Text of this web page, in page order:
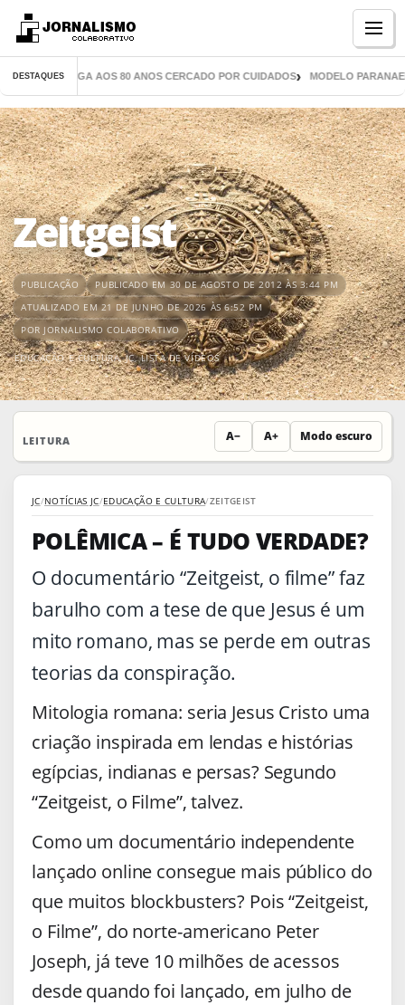
DESTAQUES
CHEGA AOS 80 ANOS CERCADO POR CUIDADOS MODELO
Zeitgeist
PUBLICAÇÃO
PUBLICADO EM 30 DE AGOSTO DE 2012 ÀS 3:44 PM
ATUALIZADO EM 21 DE JUNHO DE 2026 ÀS 6:52 PM
POR JORNALISMO COLABORATIVO
EDUCAÇÃO E CULTURA,JC,LISTA DE VÍDEOS
LEITURA A− A+ Modo escuro
JC/NOTÍCIAS JC/EDUCAÇÃO E CULTURA/ZEITGEIST
POLÊMICA – É TUDO VERDADE?
O documentário “Zeitgeist, o filme” faz
barulho com a tese de que Jesus é um
mito romano, mas se perde em outras
teorias da conspiração.
Mitologia romana: seria Jesus Cristo uma
criação inspirada em lendas e histórias
egípcias, indianas e persas? Segundo
“Zeitgeist, o Filme”, talvez.
Como um documentário independente
lançado online consegue mais público do
que muitos blockbusters? Pois “Zeitgeist,
o Filme”, do norte-americano Peter
Joseph, já teve 10 milhões de acessos
desde quando foi lançado, em julho de